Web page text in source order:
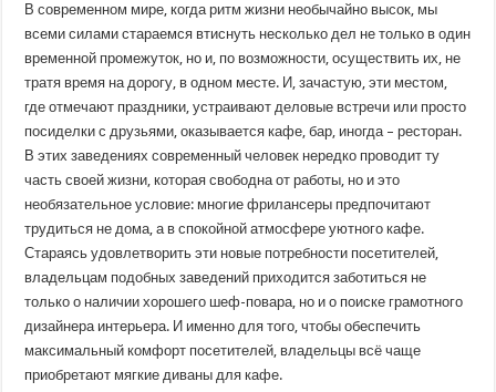
В современном мире, когда ритм жизни необычайно высок, мы
всеми силами стараемся втиснуть несколько дел не только в один
временной промежуток, но и, по возможности, осуществить их, не
тратя время на дорогу, в одном месте. И, зачастую, эти местом,
где отмечают праздники, устраивают деловые встречи или просто
посиделки с друзьями, оказывается кафе, бар, иногда – ресторан.
В этих заведениях современный человек нередко проводит ту
часть своей жизни, которая свободна от работы, но и это
необязательное условие: многие фрилансеры предпочитают
трудиться не дома, а в спокойной атмосфере уютного кафе.
Стараясь удовлетворить эти новые потребности посетителей,
владельцам подобных заведений приходится заботиться не
только о наличии хорошего шеф-повара, но и о поиске грамотного
дизайнера интерьера. И именно для того, чтобы обеспечить
максимальный комфорт посетителей, владельцы всё чаще
приобретают мягкие диваны для кафе.